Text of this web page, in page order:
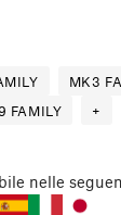
MK3
FAMILY +
nelle